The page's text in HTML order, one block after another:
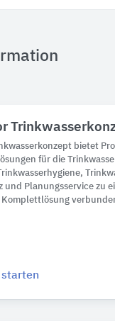
bietet
für die
und Planungsservice zu
Komplettlösung
starten